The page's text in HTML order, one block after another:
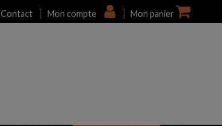
Contact Mon compte Mon panier